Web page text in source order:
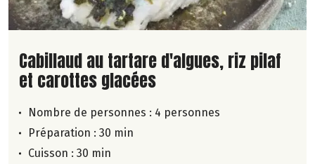
Lire la suite de la recette
Cabillaud au tartare d'algues, riz pilaf
et carottes glacées
Nombre de personnes : 4 personnes
Préparation : 30 min
Cuisson : 30 min